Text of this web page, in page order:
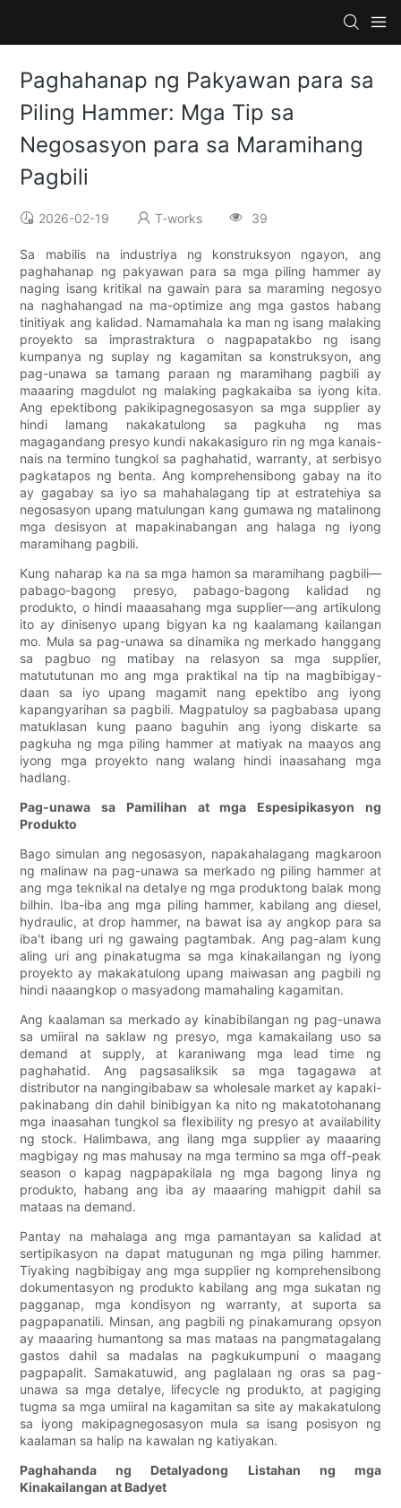
Paghahanap ng Pakyawan para sa
Piling Hammer: Mga Tip sa
Negosasyon para sa Maramihang
Pagbili
2026-02-19 T-works 39
Sa mabilis na industriya ng konstruksyon ngayon, ang
paghahanap ng pakyawan para sa mga piling hammer ay
naging isang kritikal na gawain para sa maraming negosyo
na naghahangad na ma-optimize ang mga gastos habang
tinitiyak ang kalidad. Namamahala ka man ng isang malaking
proyekto sa imprastraktura o nagpapatakbo ng isang
kumpanya ng suplay ng kagamitan sa konstruksyon, ang
pag-unawa sa tamang paraan ng maramihang pagbili ay
maaaring magdulot ng malaking pagkakaiba sa iyong kita.
Ang epektibong pakikipagnegosasyon sa mga supplier ay
hindi lamang nakakatulong sa pagkuha ng mas
magagandang presyo kundi nakakasiguro rin ng mga kanais-
nais na termino tungkol sa paghahatid, warranty, at serbisyo
pagkatapos ng benta. Ang komprehensibong gabay na ito
ay gagabay sa iyo sa mahahalagang tip at estratehiya sa
negosasyon upang matulungan kang gumawa ng matalinong
mga desisyon at mapakinabangan ang halaga ng iyong
maramihang pagbili.
Kung naharap ka na sa mga hamon sa maramihang pagbili—
pabago-bagong presyo, pabago-bagong kalidad ng
produkto, o hindi maaasahang mga supplier—ang artikulong
ito ay dinisenyo upang bigyan ka ng kaalamang kailangan
mo. Mula sa pag-unawa sa dinamika ng merkado hanggang
sa pagbuo ng matibay na relasyon sa mga supplier,
matututunan mo ang mga praktikal na tip na magbibigay-
daan sa iyo upang magamit nang epektibo ang iyong
kapangyarihan sa pagbili. Magpatuloy sa pagbabasa upang
matuklasan kung paano baguhin ang iyong diskarte sa
pagkuha ng mga piling hammer at matiyak na maayos ang
iyong mga proyekto nang walang hindi inaasahang mga
hadlang.
Pag-unawa sa Pamilihan at mga Espesipikasyon ng
Produkto
Bago simulan ang negosasyon, napakahalagang magkaroon
ng malinaw na pag-unawa sa merkado ng piling hammer at
ang mga teknikal na detalye ng mga produktong balak mong
bilhin. Iba-iba ang mga piling hammer, kabilang ang diesel,
hydraulic, at drop hammer, na bawat isa ay angkop para sa
iba't ibang uri ng gawaing pagtambak. Ang pag-alam kung
aling uri ang pinakatugma sa mga kinakailangan ng iyong
proyekto ay makakatulong upang maiwasan ang pagbili ng
hindi naaangkop o masyadong mamahaling kagamitan.
Ang kaalaman sa merkado ay kinabibilangan ng pag-unawa
sa umiiral na saklaw ng presyo, mga kamakailang uso sa
demand at supply, at karaniwang mga lead time ng
paghahatid. Ang pagsasaliksik sa mga tagagawa at
distributor na nangingibabaw sa wholesale market ay kapaki-
pakinabang din dahil binibigyan ka nito ng makatotohanang
mga inaasahan tungkol sa flexibility ng presyo at availability
ng stock. Halimbawa, ang ilang mga supplier ay maaaring
magbigay ng mas mahusay na mga termino sa mga off-peak
season o kapag nagpapakilala ng mga bagong linya ng
produkto, habang ang iba ay maaaring mahigpit dahil sa
mataas na demand.
Pantay na mahalaga ang mga pamantayan sa kalidad at
sertipikasyon na dapat matugunan ng mga piling hammer.
Tiyaking nagbibigay ang mga supplier ng komprehensibong
dokumentasyon ng produkto kabilang ang mga sukatan ng
pagganap, mga kondisyon ng warranty, at suporta sa
pagpapanatili. Minsan, ang pagbili ng pinakamurang opsyon
ay maaaring humantong sa mas mataas na pangmatagalang
gastos dahil sa madalas na pagkukumpuni o maagang
pagpapalit. Samakatuwid, ang paglalaan ng oras sa pag-
unawa sa mga detalye, lifecycle ng produkto, at pagiging
tugma sa mga umiiral na kagamitan sa site ay makakatulong
sa iyong makipagnegosasyon mula sa isang posisyon ng
kaalaman sa halip na kawalan ng katiyakan.
Paghahanda ng Detalyadong Listahan ng mga
Kinakailangan at Badyet